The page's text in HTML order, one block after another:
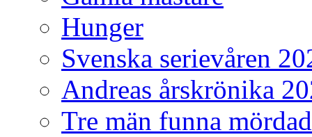
Hunger
Svenska serievåren
Andreas årskrönika
Tre män funna